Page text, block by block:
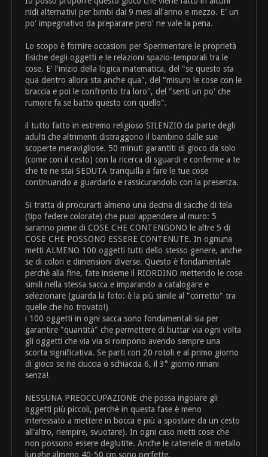
nidi alternativi per bimbi dai 9 mesi all'anno e mezzo. E' un
po' impegnativo da preparare pero' ne vale la pena.
Lo scopo è fornire occasioni per Sperimentare le proprietà
fisiche degli oggetti e le relazioni spazio-temporali tra le
cose. E' l'inizio della logica matematica, del "se questo sta
qua dentro allora sta anche qua", del "misuro le cose con le
braccia e poi le confronto tra loro", del "senti un po' che
rumore fa se batto questo con quello".
il tutto fatto in estremo religioso SILENZIO da parte degli
adulti che altrimenti distraggono il bambino dalle sue
scoperte meravigliose. 50 minuti garantiti di gioco da solo
(come con il cesto) con la ricerca di sguardi e conferme a te
che te ne stai SEDUTA tranquilla a fare le tue cose
continuando a guardarlo e rassicurandolo con la presenza.
Si tratta di procurarti almeno una decina di sacche di tela
(tipo federe colorate) che puoi appendere al muro: 5
saranno piene di COSE CHE CONTENGONO le altre 5 di
COSE CHE POSSONO ESSERE CONTENUTE. In ognuna
metti ALMENO 100 oggetti tutti dello stesso genere, anche
se di colori e dimensioni diverse. Questo è fondamentale
perchè alla fine, fate insieme il RIORDINO mettendo le cose
simili nella stessa sacca e imparando a catalogare e
selezionare (guarda la foto: è la più simile al "corretto" tra
quelle che ho trovato!)
i 100 oggetti in ogni sacca sono fondamentali sia per
garantire "quantità" che permettere di buttar via ogni volta
gli oggetti che via via si rompono avendo sempre una
scorta significativa. Se parti con 20 rotoli e al primo giorno
di gioco se ne ciuccia o schiaccia 6, il 3° giorno rimani
senza!
NESSUNA PREOCCUPAZIONE che possa ingoiare gli
oggetti più piccoli, perchè in questa fase è meno
interessato a mettere in bocca e più a spostare da un cesto
all'altro, riempire, svuotare). In ogni caso metti cose che
non possono essere deglutite. Anche le catenelle di metallo
lunghe almeno 40-50 cm sono perfette.